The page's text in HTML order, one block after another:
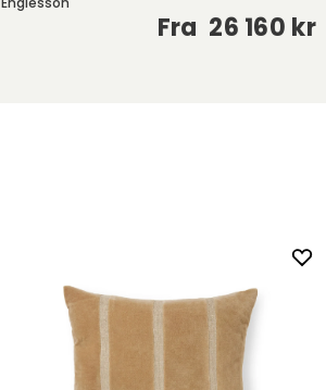
Fra 26 160 kr